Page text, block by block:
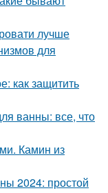
лучше
для
как защитить
ванны: все, что
Камин из
2024: простой